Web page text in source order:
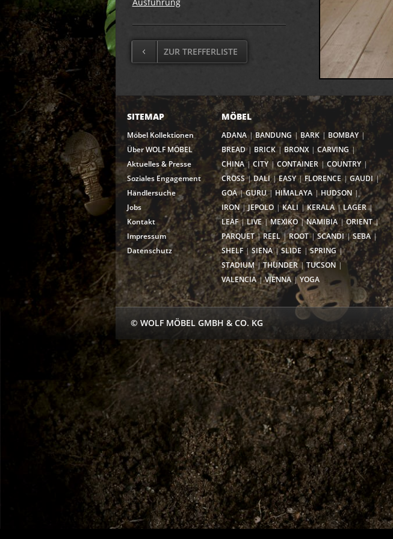
ZUR TREFFERLISTE
SITEMAP
Möbel Kollektionen
Über WOLF MÖBEL
Aktuelles & Presse
Soziales Engagement
Händlersuche
Jobs
Kontakt
Impressum
Datenschutz
MÖBEL
ADANA BANDUNG BARK
BOMBAY
BREAD
BRICK BRONX
CARVING
CHINA
CITY CONTAINER
COUNTRY
CROSS
DALI EASY FLORENCE
GAUDI
GOA
GURU HIMALAYA
HUDSON
IRON
JEPOLO KALI KERALA
LAGER
LEAF
LIVE MEXIKO NAMIBIA
ORIENT
PARQUET
REEL ROOT SCANDI
SEBA
SHELF
SIENA SLIDE
SPRING
STADIUM
THUNDER
TUCSON
VALENCIA
VIENNA YOGA
© WOLF MÖBEL GMBH & CO. KG